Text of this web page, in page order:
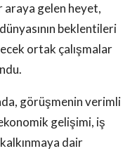
araya gelen heyet,
beklentileri
ortak çalışmalar
görüşmenin verimli
gelişimi, iş
dair